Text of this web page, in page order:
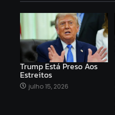
Trump Está Preso Aos
Estreitos
julho 15, 2026